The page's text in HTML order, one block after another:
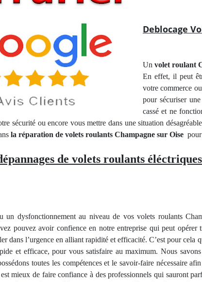
Deblocage
Unvolet roulant
En effet, il peut
votre commerce
pour sécuriser
cassé et ne
sécurité ou encore vous mettre dans une situation
la réparation de volets roulants Champagne sur Oise
de volets roulants
un dysfonctionnement au niveau de vos volets roulants
pouvez avoir confience en notre entreprise qui peut
dans l’urgence en alliant rapidité et efficacité. C’est pour
et efficace, pour vous satisfaire au maximum. Nous
toutes les compétences et le savoir-faire nécessaire
mieux de faire confiance à des professionnels qui sauront